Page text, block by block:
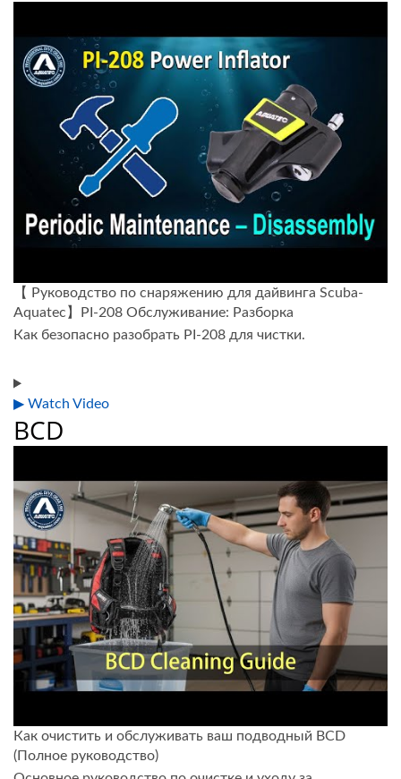
【 Руководство по снаряжению для дайвинга Scuba-
Aquatec】PI-208 Обслуживание: Разборка
Как безопасно разобрать PI-208 для чистки.
▶ Watch Video
BCD
Как очистить и обслуживать ваш подводный BCD
(Полное руководство)